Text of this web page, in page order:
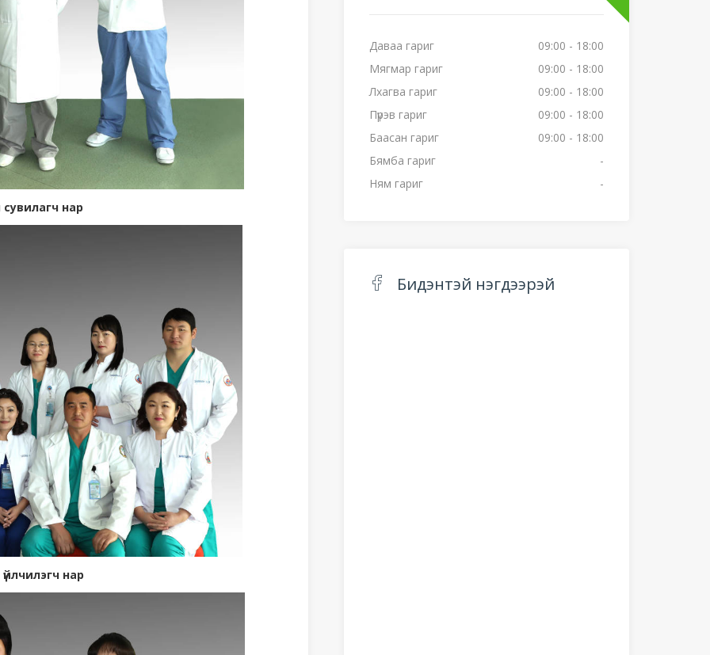
нар
нар
Даваа гариг
09:00 - 18:00
Мягмар гариг
09:00 - 18:00
Лхагва гариг
09:00 - 18:00
Пүрэв гариг
09:00 - 18:00
Баасан гариг
09:00 - 18:00
Бямба гариг
-
Ням гариг
-
Бидэнтэй нэгдээрэй